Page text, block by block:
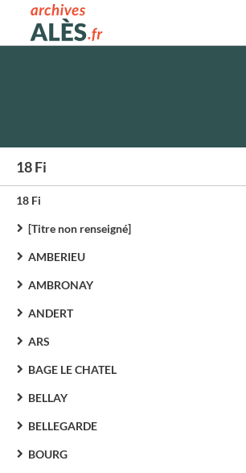
Archives municipales d'Alès
18 Fi
18 Fi
[Titre non renseigné]
AMBERIEU
AMBRONAY
ANDERT
ARS
BAGE LE CHATEL
BELLAY
BELLEGARDE
BOURG